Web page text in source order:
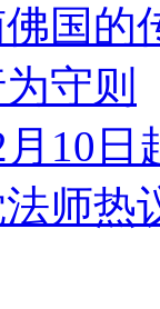
国的
守则
10日
师热